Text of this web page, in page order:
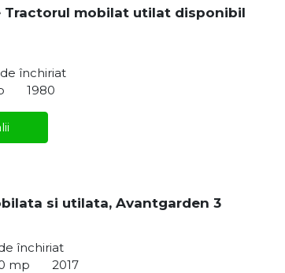
Tractorul mobilat utilat disponibil
închiriat
1980
si utilata, Avantgarden 3
închiriat
mp 2017